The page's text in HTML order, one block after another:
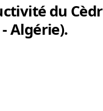
du
Algérie).